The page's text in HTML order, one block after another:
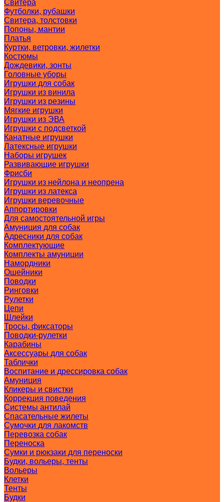
Свитера
Футболки, рубашки
Свитера, толстовки
Попоны, мантии
Платья
Куртки, ветровки, жилетки
Костюмы
Дождевики, зонты
Головные уборы
Игрушки для собак
Игрушки из винила
Игрушки из резины
Мягкие игрушки
Игрушки из ЭВА
Игрушки с подсветкой
Канатные игрушки
Латексные игрушки
Наборы игрушек
Развивающие игрушки
Фрисби
Игрушки из нейлона и неопрена
Игрушки из латекса
Игрушки веревочные
Аппортировки
Для самостоятельной игры
Амуниция для собак
Адресники для собак
Комплектующие
Комплекты амуниции
Намордники
Ошейники
Поводки
Ринговки
Рулетки
Цепи
Шлейки
Тросы, фиксаторы
Поводки-рулетки
Карабины
Аксессуары для собак
Таблички
Воспитание и дрессировка собак
Амуниция
Кликеры и свистки
Коррекция поведения
Системы антилай
Спасательные жилеты
Сумочки для лакомств
Перевозка собак
Переноска
Сумки и рюкзаки для переноски
Будки, вольеры, тенты
Вольеры
Клетки
Тенты
Будки